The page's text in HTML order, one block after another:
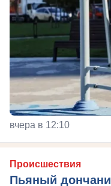
вчера в 12:10
Происшествия
Пьяный